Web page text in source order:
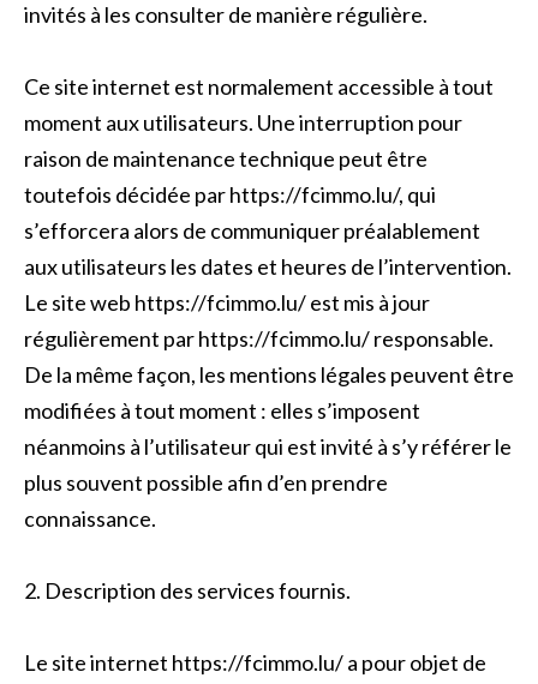
invités à les consulter de manière régulière.
Ce site internet est normalement accessible à tout
moment aux utilisateurs. Une interruption pour
raison de maintenance technique peut être
toutefois décidée par https://fcimmo.lu/, qui
s’efforcera alors de communiquer préalablement
aux utilisateurs les dates et heures de l’intervention.
Le site web https://fcimmo.lu/ est mis à jour
régulièrement par https://fcimmo.lu/ responsable.
De la même façon, les mentions légales peuvent être
modifiées à tout moment : elles s’imposent
néanmoins à l’utilisateur qui est invité à s’y référer le
plus souvent possible afin d’en prendre
connaissance.
2. Description des services fournis.
Le site internet https://fcimmo.lu/ a pour objet de